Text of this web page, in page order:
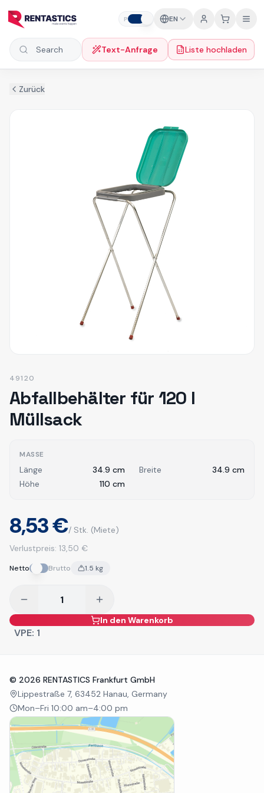
P EN
Search products Text-Anfrage Liste hochladen
Zurück
49120
Abfallbehälter für 120 l
Müllsack
MASSE
Länge 34.9 cm Breite 34.9 cm
Höhe
110 cm
8,53 €/ Stk. (Miete)
Verlustpreis: 13,50 €
Netto Brutto 1.5 kg
In den Warenkorb
VPE: 1
© 2026 RENTASTICS Frankfurt GmbH
Lippestraße 7, 63452 Hanau, Germany
Mon–Fri 10:00 am–4:00 pm